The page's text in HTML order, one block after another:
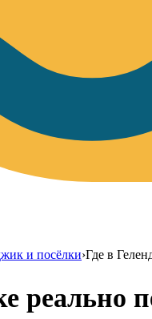
и посёлки›Где в
реально